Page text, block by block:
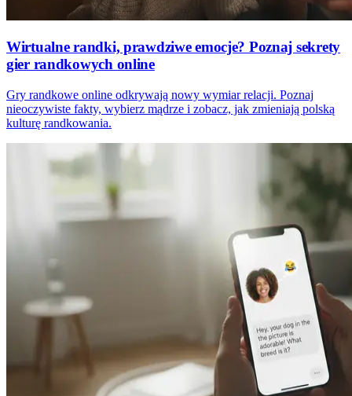
Wirtualne randki, prawdziwe emocje? Poznaj sekrety
gier randkowych online
Gry randkowe online odkrywają nowy wymiar relacji. Poznaj
nieoczywiste fakty, wybierz mądrze i zobacz, jak zmieniają polską
kulturę randkowania.